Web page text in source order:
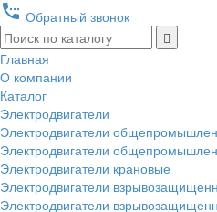
settings_phone Обратный звонок
Главная
О компании
Каталог
Электродвигатели
Электродвигатели
Электродвигатели
Электродвигатели крановые
Электродвигатели
Электродвигатели